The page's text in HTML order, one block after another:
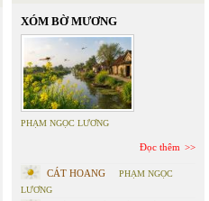
XÓM BỜ MƯƠNG
PHẠM NGỌC LƯƠNG
Đọc thêm
CÁT HOANG
PHẠM NGỌC
LƯƠNG